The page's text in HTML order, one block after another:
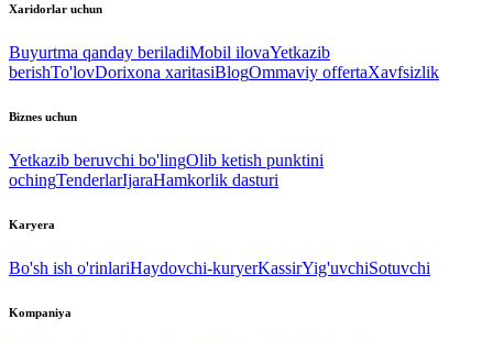
Xaridorlar uchun
Buyurtma qanday beriladiMobil ilovaYetkazib
berishTo'lovDorixona xaritasiBlogOmmaviy offertaXavfsizlik
Biznes uchun
Yetkazib beruvchi bo'lingOlib ketish punktini
ochingTenderlarIjaraHamkorlik dasturi
Karyera
Bo'sh ish o'rinlariHaydovchi-kuryerKassirYig'uvchiSotuvchi
Kompaniya